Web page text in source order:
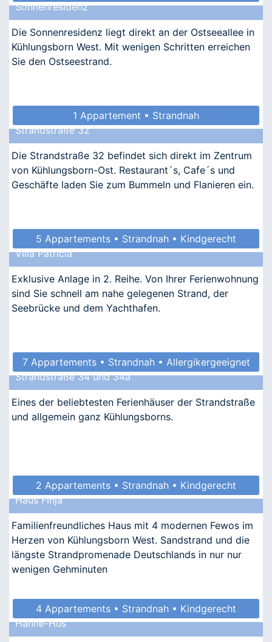
Sonnenresidenz
Die Sonnenresidenz liegt direkt an der Ostseeallee in
Kühlungsborn West. Mit wenigen Schritten erreichen
Sie den Ostseestrand.
1 Appartement • Strandnah
Strandstraße 32
Die Strandstraße 32 befindet sich direkt im Zentrum
von Kühlungsborn-Ost. Restaurant´s, Cafe´s und
Geschäfte laden Sie zum Bummeln und Flanieren ein.
5 Appartements • Strandnah • Kindgerecht
Villa Patricia
Exklusive Anlage in 2. Reihe. Von Ihrer Ferienwohnung
sind Sie schnell am nahe gelegenen Strand, der
Seebrücke und dem Yachthafen.
7 Appartements • Strandnah • Allergikergeeignet
Strandstraße 34 und 34a
Eines der beliebtesten Ferienhäuser der Strandstraße
und allgemein ganz Kühlungsborns.
2 Appartements • Strandnah • Kindgerecht
Haus Finja
Familienfreundliches Haus mit 4 modernen Fewos im
Herzen von Kühlungsborn West. Sandstrand und die
längste Strandpromenade Deutschlands in nur nur
wenigen Gehminuten
4 Appartements • Strandnah • Kindgerecht
Hanne-Hus